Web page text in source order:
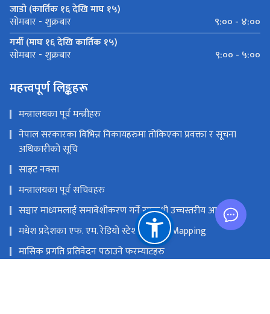
जाडो (कार्तिक १६ देखि माघ १५)
सोमबार - शुक्रबार
९:०० - ४:००
गर्मी (माघ १६ देखि कार्तिक १५)
सोमबार - शुक्रबार ९:०० - ५:००
महत्त्वपूर्ण लिङ्कहरू
मन्त्रालयका पूर्व मन्त्रीहरु
नेपाल सरकारका विभिन्न निकायहरुमा तोकिएका प्रवक्ता र सूचना
अधिकारीको सूचि
साइट नक्सा
मन्त्रालयका पूर्व सचिवहरु
सञ्चार माध्यमलाई समावेशीकरण गर्ने सम्बन्धी उच्चस्तरीय आयोग
मधेश प्रदेशका एफ. एम. रेडियो स्टेशनको GIS Mapping
मासिक प्रगति प्रतिवेदन पठाउने फरम्याटहरु